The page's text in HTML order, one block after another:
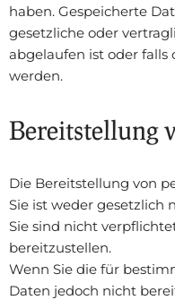
haben. Gespeicherte
gesetzliche oder
abgelaufen ist oder
werden.
Bereitstellung
Die Bereitstellung von
Sie ist weder gesetzlich
Sie sind nicht
bereitzustellen.
Wenn Sie die für
Daten jedoch nicht